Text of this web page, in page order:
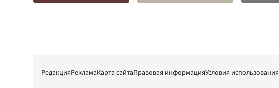
РедакцияРекламаКарта сайтаПравовая информацияУсловия использования